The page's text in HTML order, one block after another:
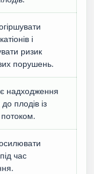
і
ризик
порушень.
надходження
плодів із
час